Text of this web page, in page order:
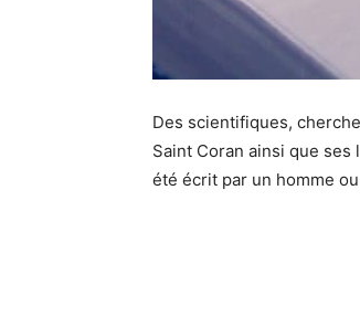
Des scientifiques,
Saint Coran ainsi que
été écrit par un homme